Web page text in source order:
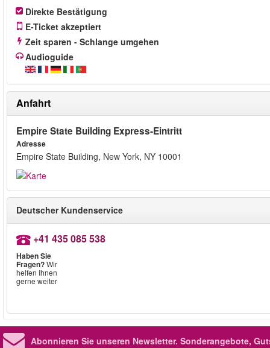
Direkte Bestätigung
E-Ticket akzeptiert
Zeit sparen - Schlange umgehen
Audioguide
Anfahrt
Empire State Building Express-Eintritt
Adresse
Empire State Building, New York, NY 10001
Deutscher Kundenservice
+41 435 085 538
Haben Sie
Fragen?Wir
helfen Ihnen
gerne weiter
Abonnieren Sie unseren Newsletter. Sonderangebote,